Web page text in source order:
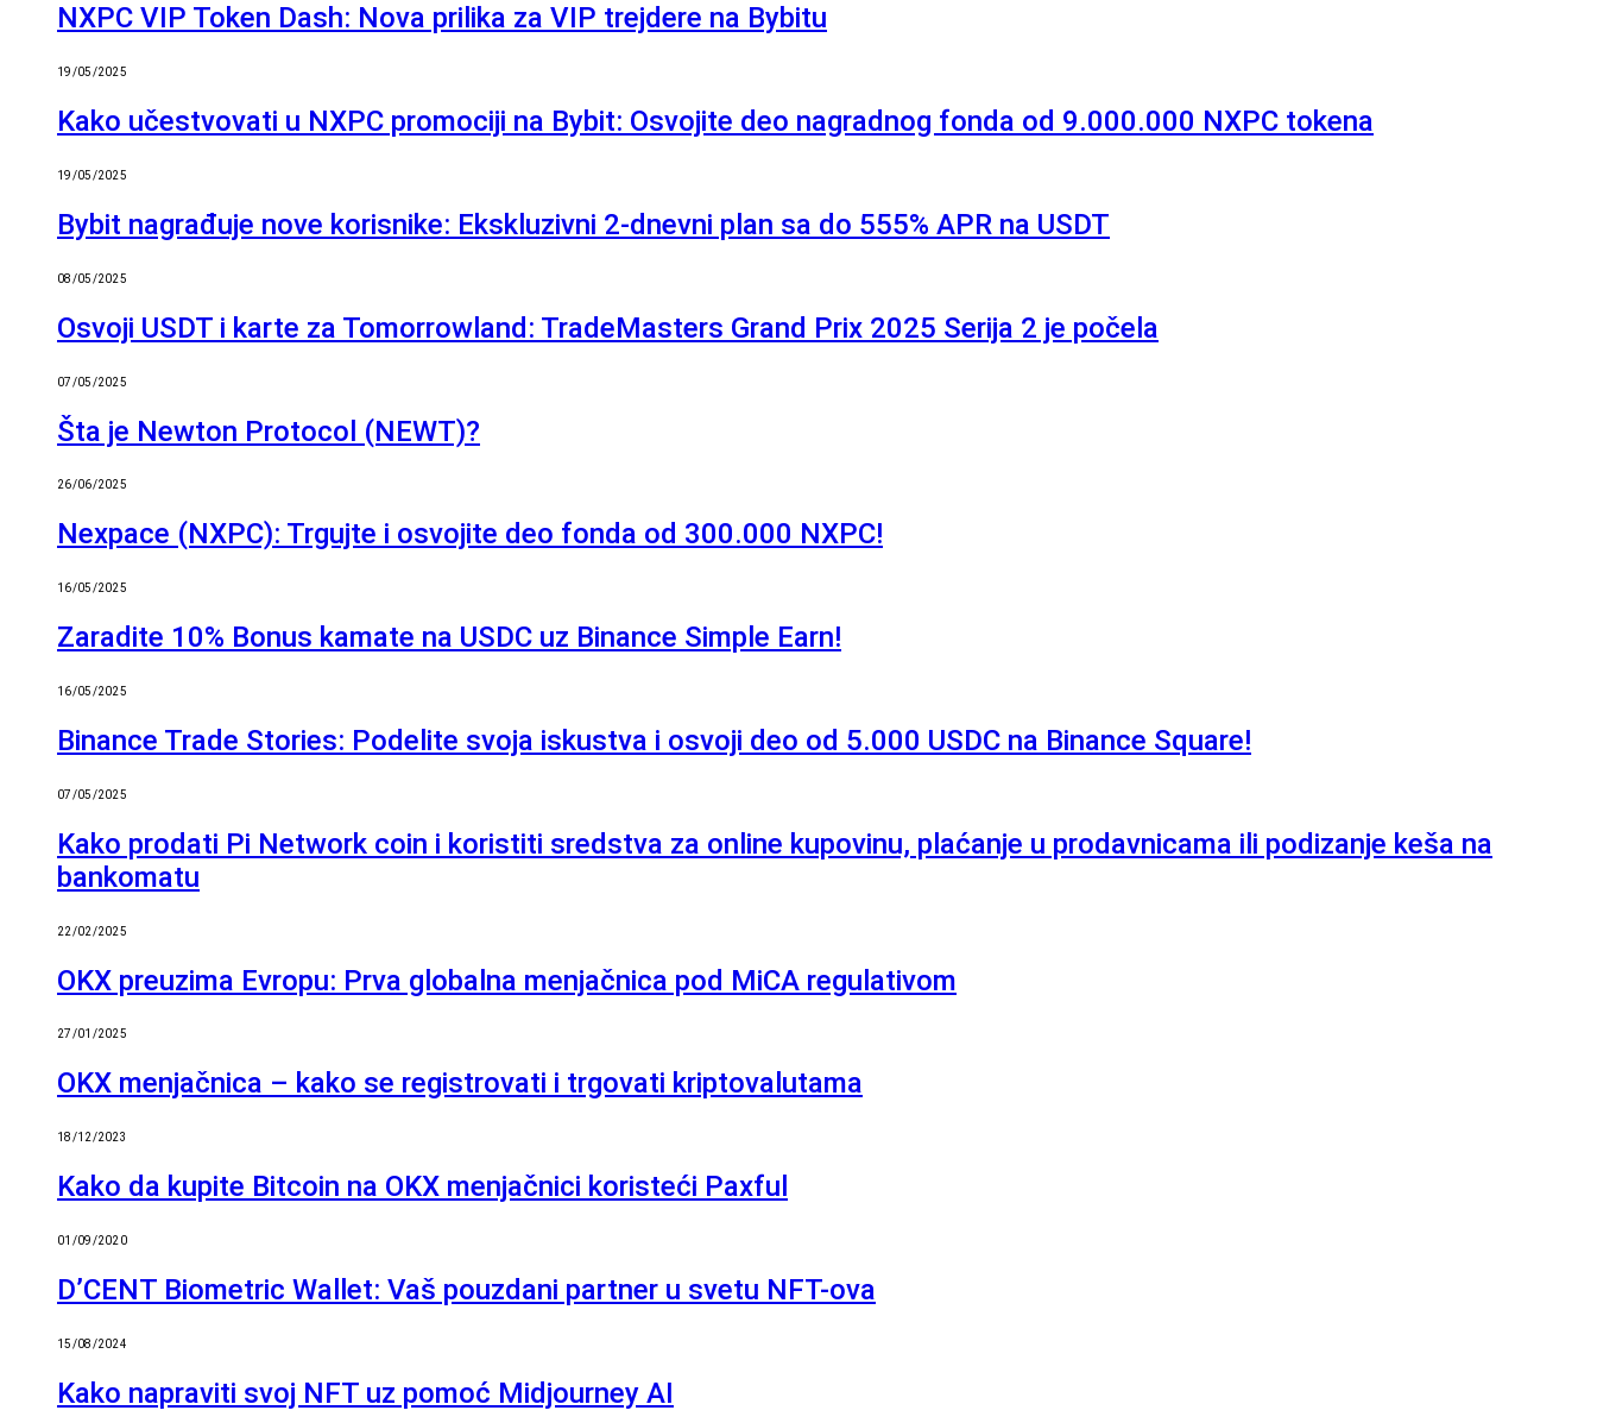
NXPC VIP Token Dash: Nova prilika za VIP trejdere na Bybitu
19/05/2025
Kako učestvovati u NXPC promociji na Bybit: Osvojite deo nagradnog fonda od 9.000.000 NXPC tokena
19/05/2025
Bybit nagrađuje nove korisnike: Ekskluzivni 2-dnevni plan sa do 555% APR na USDT
08/05/2025
Osvoji USDT i karte za Tomorrowland: TradeMasters Grand Prix 2025 Serija 2 je počela
07/05/2025
Šta je Newton Protocol (NEWT)?
26/06/2025
Nexpace (NXPC): Trgujte i osvojite deo fonda od 300.000 NXPC!
16/05/2025
Zaradite 10% Bonus kamate na USDC uz Binance Simple Earn!
16/05/2025
Binance Trade Stories: Podelite svoja iskustva i osvoji deo od 5.000 USDC na Binance Square!
07/05/2025
Kako prodati Pi Network coin i koristiti sredstva za online kupovinu, plaćanje u prodavnicama ili podizanje keša na
bankomatu
22/02/2025
OKX preuzima Evropu: Prva globalna menjačnica pod MiCA regulativom
27/01/2025
OKX menjačnica – kako se registrovati i trgovati kriptovalutama
18/12/2023
Kako da kupite Bitcoin na OKX menjačnici koristeći Paxful
01/09/2020
D’CENT Biometric Wallet: Vaš pouzdani partner u svetu NFT-ova
15/08/2024
Kako napraviti svoj NFT uz pomoć Midjourney AI